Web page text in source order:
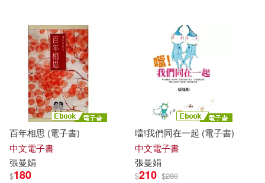
李悅心(1)
柯華葳(1)
楊唯(1) 楊照(1)
紫石作坊(1) 蔡盈盈(1)
北京理工大學出版社(1)
原點(1)
大地出版社(1) 幼獅文化(1)
愛播聽書FM(1)
文經社(1)
適合手機平板閱讀(62)
適合平板閱讀(4)
其他 (可複選)
現在可購買商品(140)
百年相思 (電子書)
中文電子書
張曼娟
$180
噹!我們同在一起 (電子書)
中文電子書
張曼娟
$210 $280